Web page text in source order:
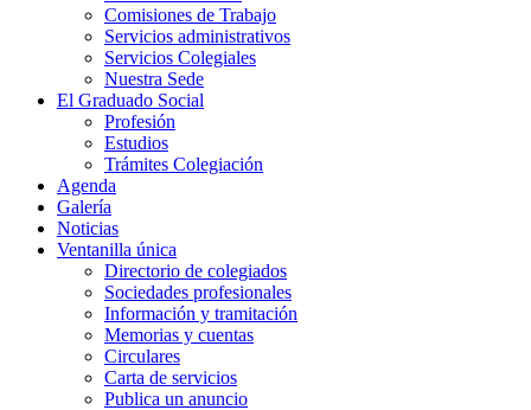
Comisiones de Trabajo
Servicios administrativos
Servicios Colegiales
Nuestra Sede
El Graduado Social
Profesión
Estudios
Trámites Colegiación
Agenda
Galería
Noticias
Ventanilla única
Directorio de colegiados
Sociedades profesionales
Información y tramitación
Memorias y cuentas
Circulares
Carta de servicios
Publica un anuncio